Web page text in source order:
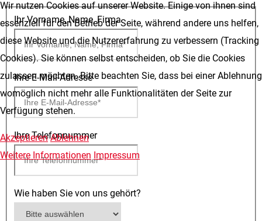
Ihr Vorname, Name, Firma
Ihre E-Mail-Adresse
Ihre Telefonnummer
Wie haben Sie von uns gehört?
Wir nutzen Cookies auf unserer Website. Einige von ihnen sind
essenziell für den Betrieb der Seite, während andere uns helfen,
diese Website und die Nutzererfahrung zu verbessern (Tracking
Cookies). Sie können selbst entscheiden, ob Sie die Cookies
zulassen möchten. Bitte beachten Sie, dass bei einer Ablehnung
womöglich nicht mehr alle Funktionalitäten der Seite zur
Verfügung stehen.
Akzeptieren Ablehnen
Weitere Informationen Impressum